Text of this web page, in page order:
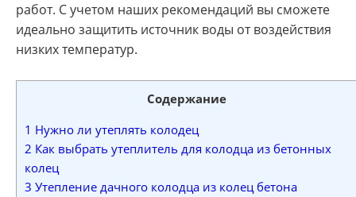
работ. С учетом наших рекомендаций вы сможете
идеально защитить источник воды от воздействия
низких температур.
Содержание
1 Нужно ли утеплять колодец
2 Как выбрать утеплитель для колодца из бетонных
колец
3 Утепление дачного колодца из колец бетона